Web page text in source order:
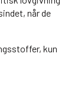
når de
kun